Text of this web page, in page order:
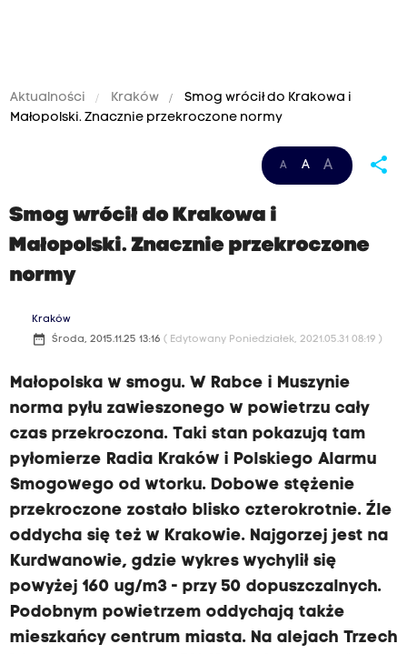
Aktualności Kraków
Smog wrócił do Krakowa i
Małopolski. Znacznie przekroczone normy
A A A share
Smog wrócił do Krakowa i
Małopolski. Znacznie przekroczone
normy
Kraków
date_range Środa, 2015.11.25 13:16 ( Edytowany Poniedziałek, 2021.05.31 08:19 )
Małopolska w smogu. W Rabce i Muszynie
norma pyłu zawieszonego w powietrzu cały
czas przekroczona. Taki stan pokazują tam
pyłomierze Radia Kraków i Polskiego Alarmu
Smogowego od wtorku. Dobowe stężenie
przekroczone zostało blisko czterokrotnie. Źle
oddycha się też w Krakowie. Najgorzej jest na
Kurdwanowie, gdzie wykres wychylił się
powyżej 160 ug/m3 - przy 50 dopuszczalnych.
Podobnym powietrzem oddychają także
mieszkańcy centrum miasta. Na alejach Trzech